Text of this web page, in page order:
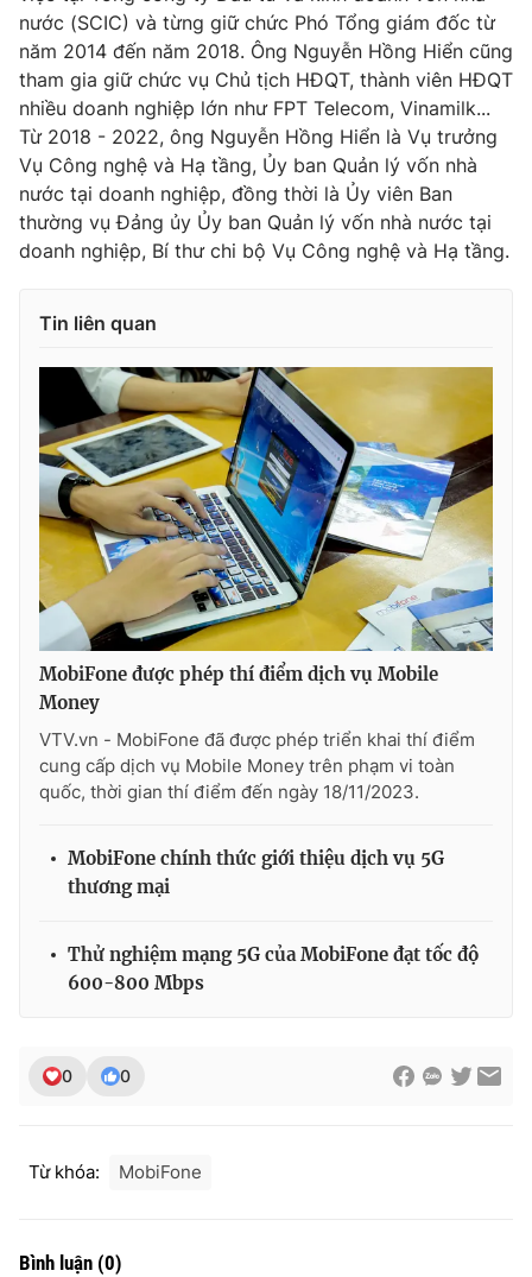
Ðiện thoại Thời báo VTV:
024.66 897 897
Email:toasoan@vtv.vn
Liên hệ quảng cáo:024-7300.7108
® Cấm sao chép dưới mọi hình thức nếu không có sự chấp
thuận bằng văn bản. Ghi rõ nguồn VTV.vn khi phát hành lại
thông tin từ website này.
nước (SCIC) và từng giữ chức Phó Tổng giám đốc từ
năm 2014 đến năm 2018. Ông Nguyễn Hồng Hiển cũng
tham gia giữ chức vụ Chủ tịch HĐQT, thành viên HĐQT
nhiều doanh nghiệp lớn như FPT Telecom, Vinamilk...
Từ 2018 - 2022, ông Nguyễn Hồng Hiển là Vụ trưởng
Vụ Công nghệ và Hạ tầng, Ủy ban Quản lý vốn nhà
nước tại doanh nghiệp, đồng thời là Ủy viên Ban
thường vụ Đảng ủy Ủy ban Quản lý vốn nhà nước tại
doanh nghiệp, Bí thư chi bộ Vụ Công nghệ và Hạ tầng.
Tin liên quan
MobiFone được phép thí điểm dịch vụ Mobile
Money
VTV.vn - MobiFone đã được phép triển khai thí điểm
cung cấp dịch vụ Mobile Money trên phạm vi toàn
quốc, thời gian thí điểm đến ngày 18/11/2023.
MobiFone chính thức giới thiệu dịch vụ 5G
thương mại
Thử nghiệm mạng 5G của MobiFone đạt tốc độ
600-800 Mbps
0 0
Từ khóa: MobiFone
Bình luận (0)